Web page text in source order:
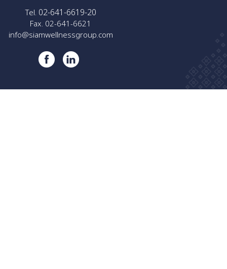
Tel. 02-641-6619-20
Fax. 02-641-6621
info@siamwellnessgroup.com